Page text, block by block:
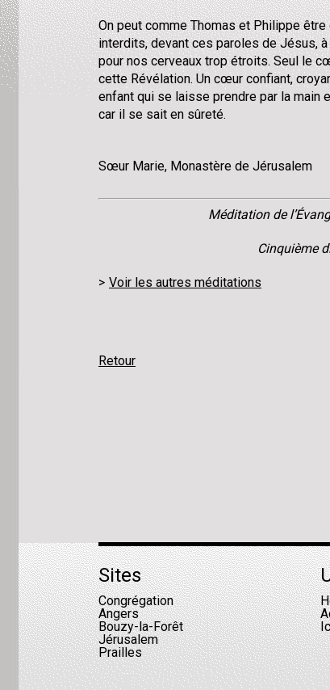
On peut comme Thomas et Philippe
interdits, devant ces paroles de Jésus,
pour nos cerveaux trop étroits. Seul le
cette Révélation. Un cœur confiant,
enfant qui se laisse prendre par la main
car il se sait en sûreté.
Sœur Marie, Monastère de Jérusalem
Méditation de
Cinquième
Voir les autres méditations
Retour
Sites
Congrégation
Angers
Bouzy-la-Forêt
Jérusalem
Prailles